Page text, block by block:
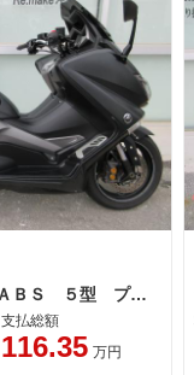
ヤマハ ＴＭＡＸ５３０ ＡＢＳ ５型 プロドラッグサイレンサー ワンオフエキパイ フェンダーレス ショートスクリーン バーハン
支払総額
116.35 万円